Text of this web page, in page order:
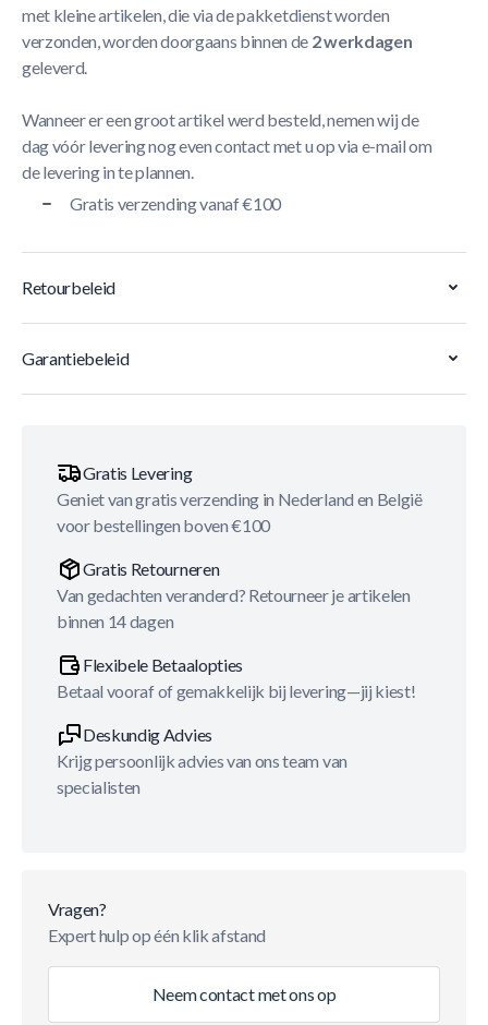
met kleine artikelen, die via de pakketdienst worden
verzonden, worden doorgaans binnen de 2 werkdagen
geleverd.
Wanneer er een groot artikel werd besteld, nemen wij de
dag vóór levering nog even contact met u op via e-mail om
de levering in te plannen.
Gratis verzending vanaf €100
Retourbeleid
Garantiebeleid
Gratis Levering
Geniet van gratis verzending in Nederland en België
voor bestellingen boven €100
Gratis Retourneren
Van gedachten veranderd? Retourneer je artikelen
binnen 14 dagen
Flexibele Betaalopties
Betaal vooraf of gemakkelijk bij levering—jij kiest!
Deskundig Advies
Krijg persoonlijk advies van ons team van
specialisten
Vragen?
Expert hulp op één klik afstand
Neem contact met ons op